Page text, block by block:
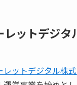
レットデジタ
レットデジタル株